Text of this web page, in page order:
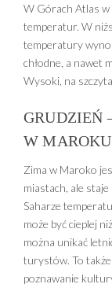
W Górach Atlas w
temperatur. W
temperatury
chłodne, a nawet
Wysoki, na
GRUDZIEŃ
W MAROKU
Zima w Maroko
miastach, ale staje
Saharze
może być cieplej
można unikać
turystów. To także
poznawanie